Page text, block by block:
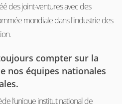
des joint-ventures avec des
mondiale dans l'industrie des
compter sur la
nos équipes nationales
l’unique institut national de